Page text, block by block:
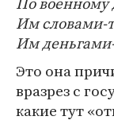
Им словами-
Им
Это она
вразрез с
какие тут